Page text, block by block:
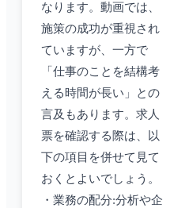
なります。動画では、
施策の成功が重視され
ていますが、一方で
「仕事のことを結構考
える時間が長い」との
言及もあります。求人
票を確認する際は、以
下の項目を併せて見て
おくとよいでしょう。
・業務の配分:分析や企